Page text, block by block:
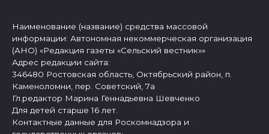
Наименование (название) средства массовой
информации: Автономная некоммерческая организация
(АНО) «Редакция газеты «Сельский вестник»»
Адрес редакции сайта:
346480 Ростовская область, Октябрьский район, п.
Каменоломни, пер. Советский, 7а
Гл.редактор Марина Геннадьевна Шевченко
Для детей старше 16 лет.
Контактные данные для Роскомнадзора и